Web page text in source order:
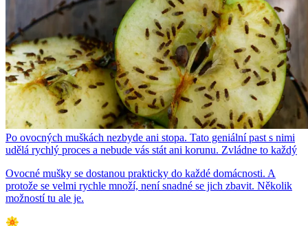
Po ovocných muškách nezbyde ani stopa. Tato geniální past s nimi
udělá rychlý proces a nebude vás stát ani korunu. Zvládne to každý
Ovocné mušky se dostanou prakticky do každé domácnosti. A
protože se velmi rychle množí, není snadné se jich zbavit. Několik
možností tu ale je.